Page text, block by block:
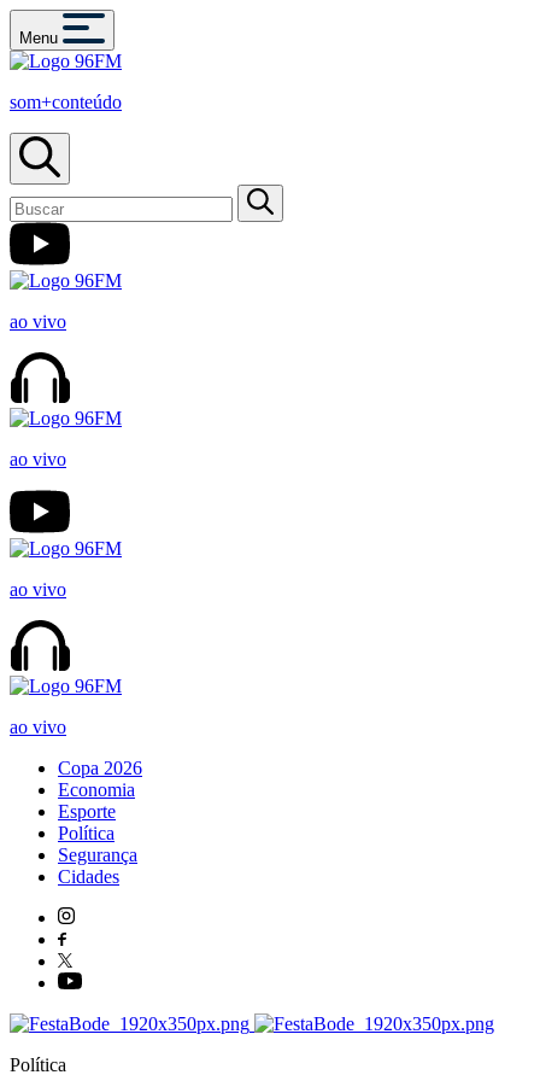
Menu
som+conteúdo
ao vivo
ao vivo
ao vivo
ao vivo
Copa 2026
Economia
Esporte
Política
Segurança
Cidades
Política